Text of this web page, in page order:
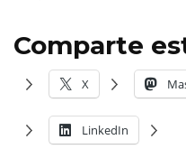
Comparte
X
LinkedIn